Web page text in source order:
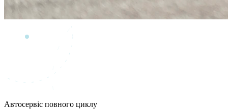
Автосервіс повного циклу